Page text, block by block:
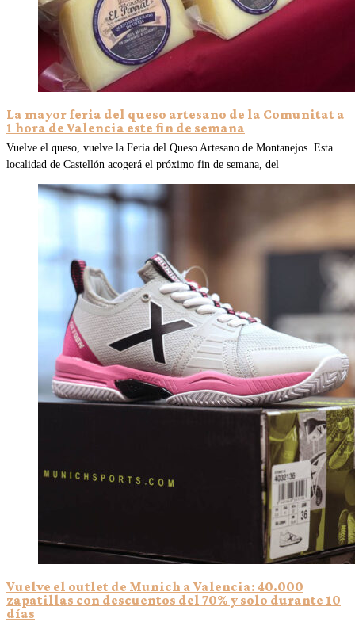
La mayor feria del queso artesano de la Comunitat a
1 hora de Valencia este fin de semana
Vuelve el queso, vuelve la Feria del Queso Artesano de Montanejos. Esta
localidad de Castellón acogerá el próximo fin de semana, del
Vuelve el outlet de Munich a Valencia: 40.000
zapatillas con descuentos del 70% y solo durante 10
días